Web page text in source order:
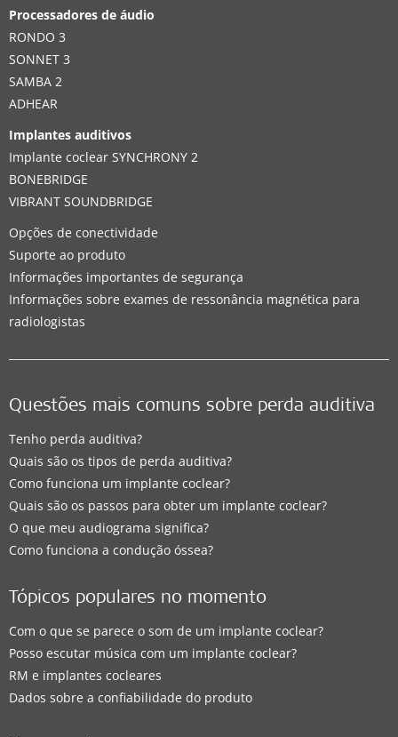
Processadores de áudio
RONDO 3
SONNET 3
SAMBA 2
ADHEAR
Implantes auditivos
Implante coclear SYNCHRONY 2
BONEBRIDGE
VIBRANT SOUNDBRIDGE
Opções de conectividade
Suporte ao produto
Informações importantes de segurança
Informações sobre exames de ressonância magnética para
radiologistas
Questões mais comuns sobre perda auditiva
Tenho perda auditiva?
Quais são os tipos de perda auditiva?
Como funciona um implante coclear?
Quais são os passos para obter um implante coclear?
O que meu audiograma significa?
Como funciona a condução óssea?
Tópicos populares no momento
Com o que se parece o som de um implante coclear?
Posso escutar música com um implante coclear?
RM e implantes cocleares
Dados sobre a confiabilidade do produto